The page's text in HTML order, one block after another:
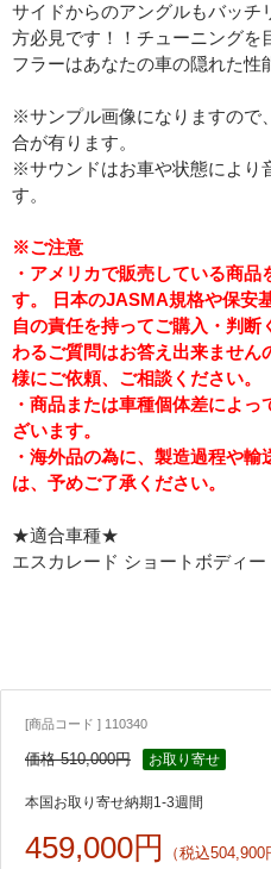
サイドからのアングルもバッチ
方必見です！！チューニングを
フラーはあなたの車の隠れた性
※サンプル画像になりますので
合が有ります。
※サウンドはお車や状態により
す。
※ご注意
・アメリカで販売している商
す。 日本のJASMA規格や保安
自の責任を持ってご購入・判断
わるご質問はお答え出来ません
様にご依頼、ご相談ください。
・商品または車種個体差によ
ざいます。
・海外品の為に、製造過程や
は、予めご了承ください。
★適合車種★
エスカレード ショートボディ
[商品コード ] 110340
価格 510,000円 お取り寄せ
本国お取り寄せ納期1-3週間
459,000円 （税込504,900